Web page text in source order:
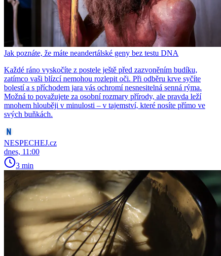
Jak poznáte, že máte neandertálské geny bez testu DNA
Každé ráno vyskočíte z postele ještě před zazvoněním budíku,
zatímco vaši blízcí nemohou rozlepit oči. Při odběru krve syčíte
bolestí a s příchodem jara vás ochromí nesnesitelná senná rýma.
Možná to považujete za osobní rozmary přírody, ale pravda leží
mnohem hlouběji v minulosti – v tajemství, které nosíte přímo ve
svých buňkách.
NESPECHEJ.cz
dnes, 11:00
3 min